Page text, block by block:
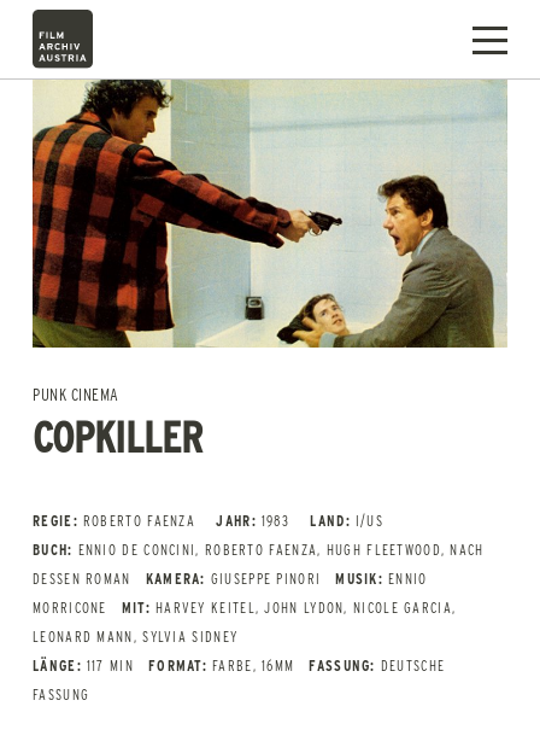
PUNK CINEMA
COPKILLER
REGIE: ROBERTO FAENZA JAHR: 1983 LAND: I/US
BUCH: ENNIO DE CONCINI, ROBERTO FAENZA, HUGH FLEETWOOD, NACH
DESSEN ROMAN
KAMERA: GIUSEPPE PINORI MUSIK: ENNIO
MORRICONE
MIT: HARVEY KEITEL, JOHN LYDON, NICOLE GARCIA,
LEONARD MANN, SYLVIA SIDNEY
LÄNGE: 117 MIN FORMAT: FARBE, 16MM FASSUNG: DEUTSCHE
FASSUNG